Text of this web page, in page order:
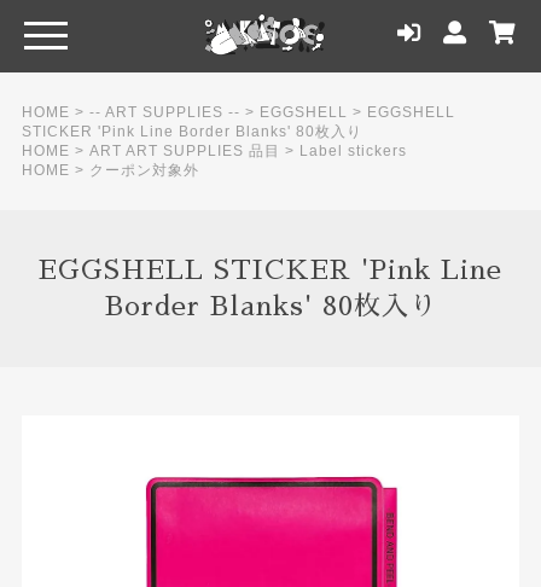
HOME > -- ART SUPPLIES -- > EGGSHELL > EGGSHELL
STICKER 'Pink Line Border Blanks' 80枚入り
HOME > ART ART SUPPLIES 品目 > Label stickers
HOME > クーポン対象外
EGGSHELL STICKER 'Pink Line
Border Blanks' 80枚入り